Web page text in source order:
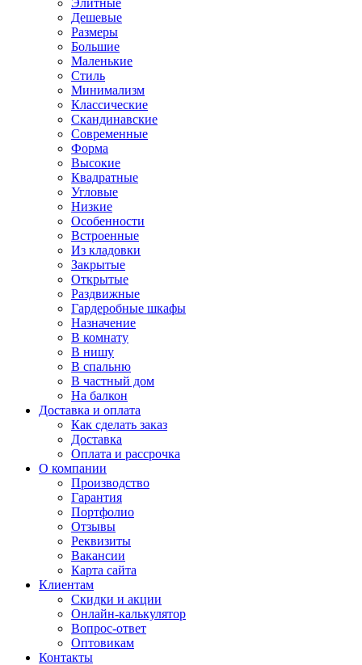
Элитные
Дешевые
Размеры
Большие
Маленькие
Стиль
Минимализм
Классические
Скандинавские
Современные
Форма
Высокие
Квадратные
Угловые
Низкие
Особенности
Встроенные
Из кладовки
Закрытые
Открытые
Раздвижные
Гардеробные шкафы
Назначение
В комнату
В нишу
В спальню
В частный дом
На балкон
Доставка и оплата
Как сделать заказ
Доставка
Оплата и рассрочка
О компании
Производство
Гарантия
Портфолио
Отзывы
Реквизиты
Вакансии
Карта сайта
Клиентам
Скидки и акции
Онлайн-калькулятор
Вопрос-ответ
Оптовикам
Контакты